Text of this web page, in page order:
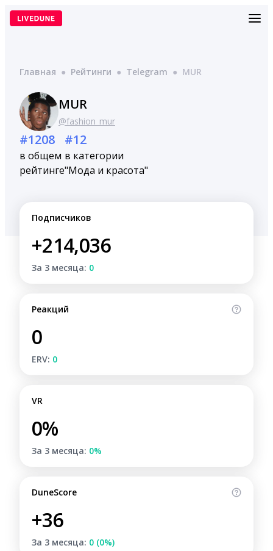
Перейти
Главная ● Рейтинги ● Telegram ● MUR
MUR
@fashion_mur
#1208
в общем
рейтинге
#12
в категории
"Мода и красота"
Подписчиков
+214,036
За 3 месяца: 0
Реакций
0
ERV: 0
VR
0%
За 3 месяца: 0%
DuneScore
+36
За 3 месяца: 0 (0%)